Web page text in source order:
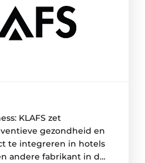
KLAFS zet
gezondheid en
te integreren in hotels
andere fabrikant in de